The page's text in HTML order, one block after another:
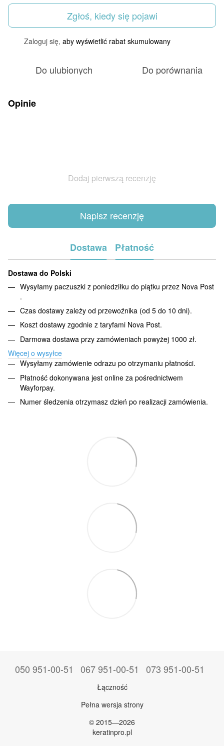
Zgłoś, kiedy się pojawi
Zaloguj się, aby wyświetlić rabat skumulowany
Do ulubionych Do porównania
Opinie
Dodaj pierwszą recenzję
Napisz recenzję
Dostawa Płatność
Dostawa do Polski
Wysyłamy paczuszki z poniedziłku do piątku przez Nova Post
.
Czas dostawy zależy od przewoźnika (od 5 do 10 dni).
Koszt dostawy zgodnie z taryfami Nova Post.
Darmowa dostawa przy zamówieniach powyżej 1000 zł.
Więcej o wysyłce
Wysyłamy zamówienie odrazu po otrzymaniu płatności.
Płatność dokonywana jest online za pośrednictwem
Wayforpay.
Numer śledzenia otrzymasz dzień po realizacji zamówienia.
050 951-00-51 067 951-00-51 073 951-00-51
Łączność
Pełna wersja strony
© 2015—2026
keratinpro.pl